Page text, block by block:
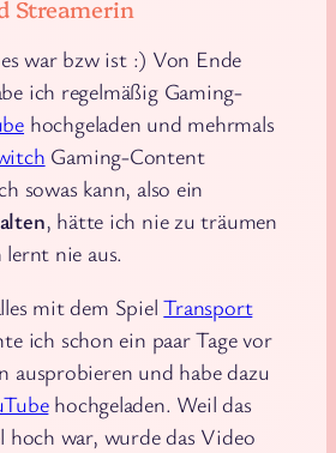
Streamerin
war bzw ist :) Von Ende
ich regelmäßig Gaming-
hochgeladen und mehrmals
Gaming-Content
sowas kann, also ein
, hätte ich nie zu träumen
lernt nie aus.
mit dem SpielTransport
ich schon ein paar Tage vor
ausprobieren und habe dazu
hochgeladen. Weil das
hoch war, wurde das Video